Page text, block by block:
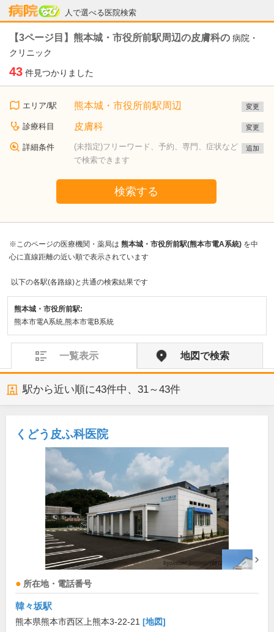
人で選べる医院検索
病院なび
【3ページ目】熊本城・市役所前駅周辺の皮膚科の 病院・
クリニック
43 件見つかりました
エリア/駅 熊本城・市役所前駅周辺 変更
診療科目 皮膚科 変更
詳細条件
(未指定)フリーワード、予約、専門、症状など
で検索できます
追加
検索する
※このページの医療機関・薬局は 熊本城・市役所前駅(熊本市電A系統) を中
心に直線距離の近い順で表示されています
以下の各駅(各路線)と共通の検索結果です
熊本城・市役所前駅:
熊本市電A系統,熊本市電B系統
一覧表示 地図で検索
駅から近い順に43件中、 31～43件
くどう皮ふ科医院
所在地・電話番号
韓々坂駅
熊本県熊本市西区上熊本3-22-21 [地図]